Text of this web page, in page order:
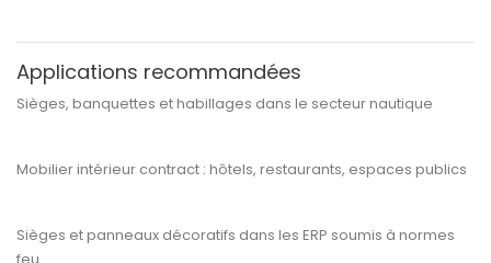
Applications recommandées
Sièges, banquettes et habillages dans le secteur nautique
Mobilier intérieur contract : hôtels, restaurants, espaces publics
Sièges et panneaux décoratifs dans les ERP soumis à normes